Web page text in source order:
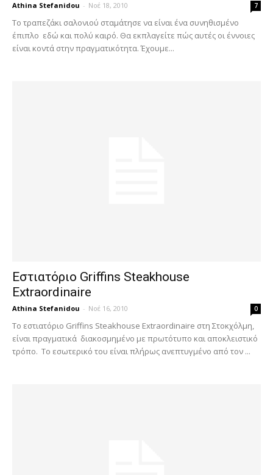
Athina Stefanidou - Νοέ 18, 2010 7
Το τραπεζάκι σαλονιού σταμάτησε να είναι ένα συνηθισμένο
έπιπλο εδώ και πολύ καιρό. Θα εκπλαγείτε πώς αυτές οι έννοιες
είναι κοντά στην πραγματικότητα. Έχουμε...
Εστιατόριο Griffins Steakhouse
Extraordinaire
Athina Stefanidou - Νοέ 16, 2010 0
Το εστιατόριο Griffins Steakhouse Extraordinaire στη Στοκχόλμη,
είναι πραγματικά διακοσμημένο με πρωτότυπο και αποκλειστικό
τρόπο. Το εσωτερικό του είναι πλήρως ανεπτυγμένο από τον ...